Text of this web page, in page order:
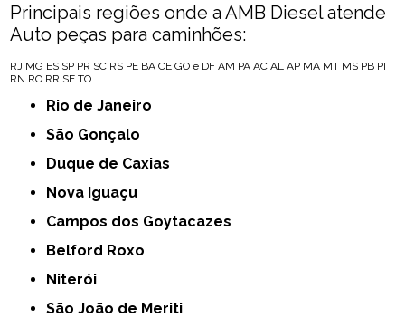
Principais regiões onde a AMB Diesel atende
Auto peças para caminhões:
RJ MG ES SP PR SC RS PE BA CE GO e DF AM PA AC AL AP MA MT MS PB PI
RN RO RR SE TO
Rio de Janeiro
São Gonçalo
Duque de Caxias
Nova Iguaçu
Campos dos Goytacazes
Belford Roxo
Niterói
São João de Meriti